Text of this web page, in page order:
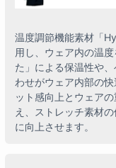
温度調節機能素材「
用し、ウェア内の温
た」による保温性や
わせがウェア内部の
ット感向上とウェア
え、ストレッチ素材
に向上させます。